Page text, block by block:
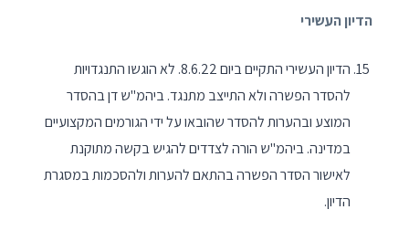
הדיון העשירי
הדיון העשירי התקיים ביום 8.6.22. לא הוגשו התנגדויות
להסדר הפשרה ולא התייצב מתנגד. ביהמ"ש דן בהסדר
המוצע ובהערות להסדר שהובאו על ידי הגורמים המקצועיים
במדינה. ביהמ"ש הורה לצדדים להגיש בקשה מתוקנת
לאישור הסדר הפשרה בהתאם להערות ולהסכמות במסגרת
הדיון.